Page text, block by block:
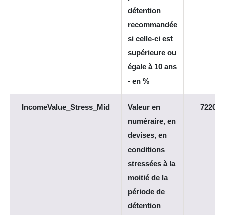
détention
recommandée
si celle-ci est
supérieure ou
égale à 10 ans
- en %
IncomeValue_Stress_Mid
Valeur en
numéraire, en
devises, en
conditions
stressées à la
moitié de la
période de
détention
7220